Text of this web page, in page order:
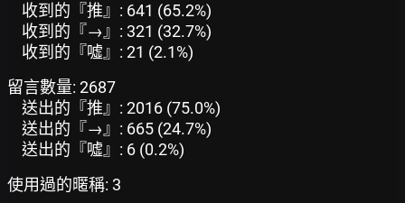
收到的『推』: 641 (65.2%)
收到的『→』: 321 (32.7%)
收到的『噓』: 21 (2.1%)
留言數量: 2687
送出的『推』: 2016 (75.0%)
送出的『→』: 665 (24.7%)
送出的『噓』: 6 (0.2%)
使用過的暱稱: 3